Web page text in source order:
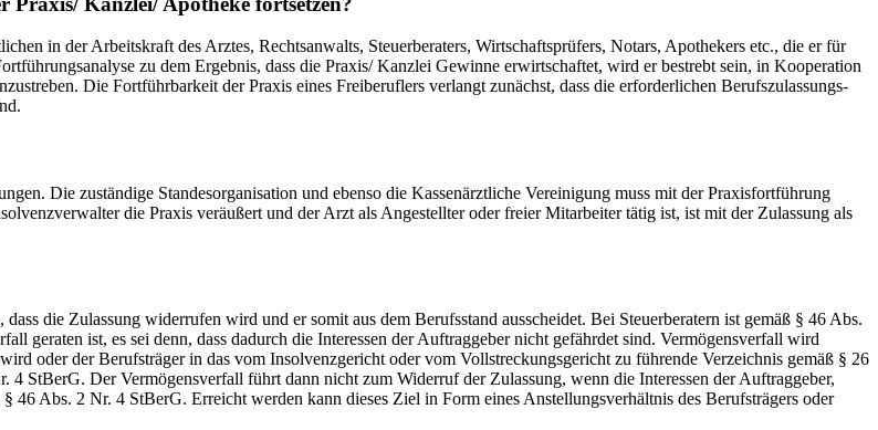
in der Arbeitskraft des Arztes, Rechtsanwalts, Steuerberaters, Wirtschaftsprüfers, Notars, Apothekers etc., die er für
zu dem Ergebnis, dass die Praxis/ Kanzlei Gewinne erwirtschaftet, wird er bestrebt sein, in Kooperation
Die Fortführbarkeit der Praxis eines Freiberuflers verlangt zunächst, dass die erforderlichen Berufszulassungs-
Die zuständige Standesorganisation und ebenso die Kassenärztliche Vereinigung muss mit der Praxisfortführung
die Praxis veräußert und der Arzt als Angestellter oder freier Mitarbeiter tätig ist, ist mit der Zulassung als
die Zulassung widerrufen wird und er somit aus dem Berufsstand ausscheidet. Bei Steuerberatern ist gemäß § 46 Abs.
geraten ist, es sei denn, dass dadurch die Interessen der Auftraggeber nicht gefährdet sind. Vermögensverfall wird
oder der Berufsträger in das vom Insolvenzgericht oder vom Vollstreckungsgericht zu führende Verzeichnis gemäß § 26
StBerG. Der Vermögensverfall führt dann nicht zum Widerruf der Zulassung, wenn die Interessen der Auftraggeber,
46 Abs. 2 Nr. 4 StBerG. Erreicht werden kann dieses Ziel in Form eines Anstellungsverhältnis des Berufsträgers oder